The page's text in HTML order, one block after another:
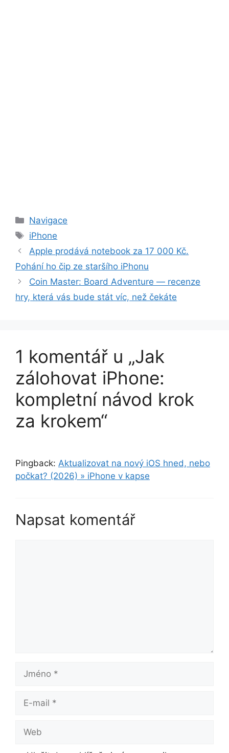
Rubriky
Navigace
Štítky
iPhone
Apple prodává notebook za 17 000 Kč.
Pohání ho čip ze staršího iPhonu
Coin Master: Board Adventure — recenze
hry, která vás bude stát víc, než čekáte
1 komentář u „Jak
zálohovat iPhone:
kompletní návod krok
za krokem“
Pingback: Aktualizovat na nový iOS hned, nebo
počkat? (2026) » iPhone v kapse
Napsat komentář
Jméno
Web